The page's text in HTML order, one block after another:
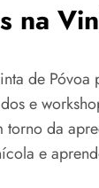
na
de
e
da
e